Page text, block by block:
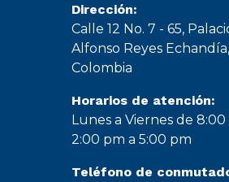
Dirección:
Calle 12 No. 7 - 65,
Alfonso Reyes
Colombia
Horarios de atención:
Lunes a Viernes de 8:00
2:00 pm a 5:00 pm
Teléfono de